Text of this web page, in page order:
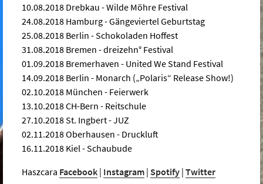
10.08.2018 Drebkau - Wilde Möhre Festival
24.08.2018 Hamburg - Gängeviertel Geburtstag
25.08.2018 Berlin - Schokoladen Hoffest
31.08.2018 Bremen - dreizehn° Festival
01.09.2018 Bremerhaven - United We Stand Festival
14.09.2018 Berlin - Monarch („Polaris“ Release Show!)
02.10.2018 München - Feierwerk
13.10.2018 CH-Bern - Reitschule
27.10.2018 St. Ingbert - JUZ
02.11.2018 Oberhausen - Druckluft
16.11.2018 Kiel - Schaubude
Haszcara Facebook | Instagram | Spotify | Twitter